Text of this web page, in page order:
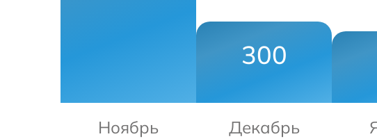
Ноябрь
300
Декабрь